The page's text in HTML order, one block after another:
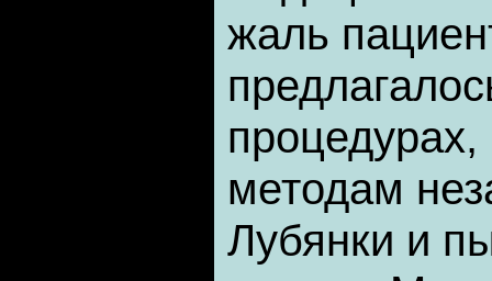
жаль
процедурах,
методам
Лубянки и